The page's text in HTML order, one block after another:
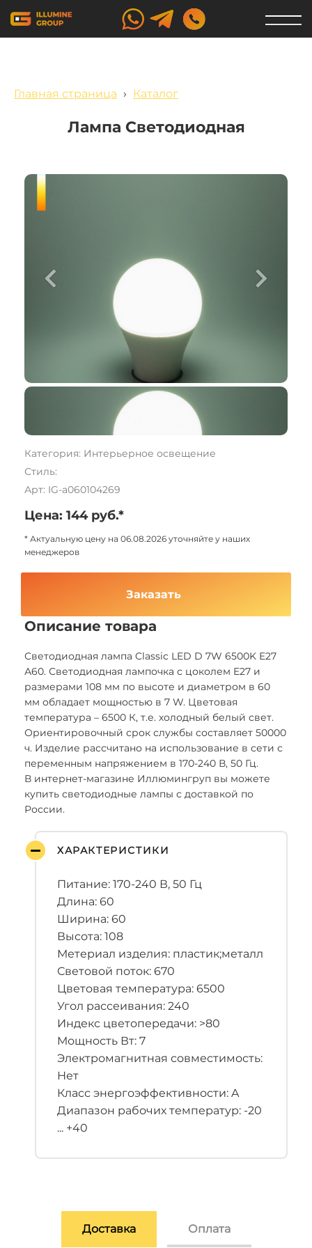
Главная страница › Каталог
Лампа Светодиодная
Категория: Интерьерное освещение
Стиль:
Арт: IG-a060104269
Цена: 144 руб.*
* Актуальную цену на 06.08.2026 уточняйте у наших
менеджеров
Заказать
Описание товара
Светодиодная лампа Classic LED D 7W 6500K E27
А60. Светодиодная лампочка с цоколем E27 и
размерами 108 мм по высоте и диаметром в 60
мм обладает мощностью в 7 W. Цветовая
температура – 6500 К, т.е. холодный белый свет.
Ориентировочный срок службы составляет 50000
ч. Изделие рассчитано на использование в сети с
переменным напряжением в 170-240 В, 50 Гц.
В интернет-магазине Иллюмингруп вы можете
купить светодиодные лампы с доставкой по
России.
ХАРАКТЕРИСТИКИ
Питание: 170-240 В, 50 Гц
Длина: 60
Ширина: 60
Высота: 108
Метериал изделия: пластик;металл
Световой поток: 670
Цветовая температура: 6500
Угол рассеивания: 240
Индекс цветопередачи: >80
Мощность Вт: 7
Электромагнитная совместимость:
Нет
Класс энергоэффективности: A
Диапазон рабочих температур: -20
... +40
Доставка Оплата